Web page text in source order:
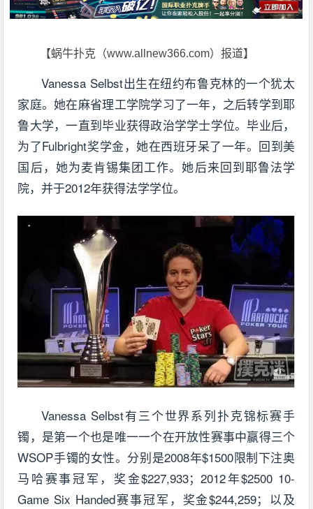
【蜗牛扑克（www.allnew366.com）报道】
Vanessa Selbst出生在纽约布鲁克林的一个犹太
家庭。她在麻省理工学院学习了一年，之后转学到耶
鲁大学，一直到毕业获得政治学学士学位。毕业后，
为了Fulbright奖学金，她在西班牙呆了一年。回到美
国后，她为麦肯锡集团工作。她后来回到耶鲁法学
院，并于2012年获得法学学位。
Vanessa Selbst有三个世界系列扑克锦标赛手
镯，是第一个也是唯一一个在开放性赛事中赢得三个
WSOP手镯的女性。分别是2008年$1500限制下注奥
马哈赛事冠军，奖金$227,933；2012年$2500 10-
Game Six Handed赛事冠军，奖金$244,259；以及